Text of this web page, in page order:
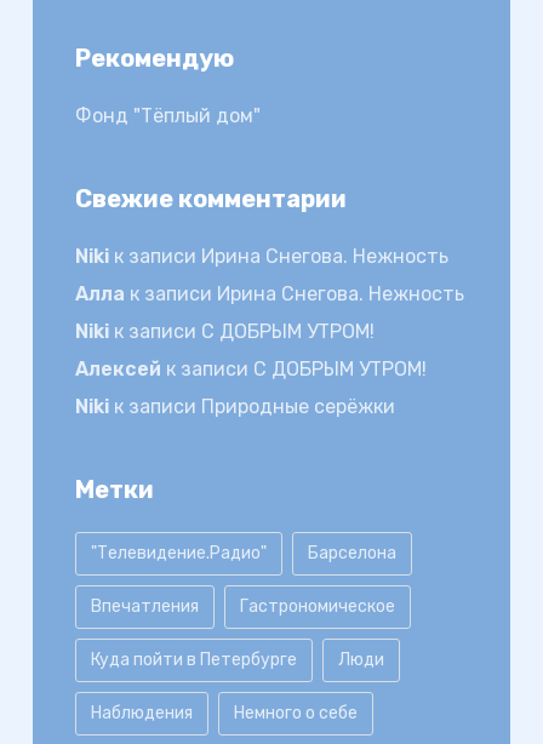
Рекомендую
Фонд "Тёплый дом"
Свежие комментарии
Nikiк записи Ирина Снегова. Нежность
Алла к записи Ирина Снегова. Нежность
Nikiк записи С ДОБРЫМ УТРОМ!
Алексей к записи С ДОБРЫМ УТРОМ!
Nikiк записи Природные серёжки
Метки
"Телевидение.Радио" Барселона
Впечатления Гастрономическое
Куда пойти в Петербурге Люди
Наблюдения Немного о себе